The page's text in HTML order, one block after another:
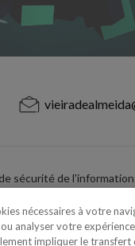
sécurité de l'information
nécessaires à votre
analyser votre
impliquer le transfert